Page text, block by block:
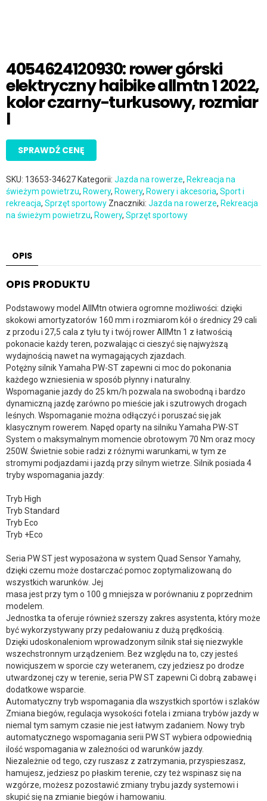
4054624120930: rower górski
elektryczny haibike allmtn 1 2022,
kolor czarny-turkusowy, rozmiar
l
SPRAWDŹ CENĘ
SKU: 13653-34627 Kategorii: Jazda na rowerze, Rekreacja na
świeżym powietrzu, Rowery, Rowery, Rowery i akcesoria, Sport i
rekreacja, Sprzęt sportowy Znaczniki: Jazda na rowerze, Rekreacja
na świeżym powietrzu, Rowery, Sprzęt sportowy
OPIS
OPIS PRODUKTU
Podstawowy model AllMtn otwiera ogromne możliwości: dzięki
skokowi amortyzatorów 160 mm i rozmiarom kół o średnicy 29 cali
z przodu i 27,5 cala z tyłu ty i twój rower AllMtn 1 z łatwością
pokonacie każdy teren, pozwalając ci cieszyć się najwyższą
wydajnością nawet na wymagających zjazdach.
Potężny silnik Yamaha PW-ST zapewni ci moc do pokonania
każdego wzniesienia w sposób płynny i naturalny.
Wspomaganie jazdy do 25 km/h pozwala na swobodną i bardzo
dynamiczną jazdę zarówno po mieście jak i szutrowych drogach
leśnych. Wspomaganie można odłączyć i poruszać się jak
klasycznym rowerem. Napęd oparty na silniku Yamaha PW-ST
System o maksymalnym momencie obrotowym 70 Nm oraz mocy
250W. Świetnie sobie radzi z różnymi warunkami, w tym ze
stromymi podjazdami i jazdą przy silnym wietrze. Silnik posiada 4
tryby wspomagania jazdy:
Tryb High
Tryb Standard
Tryb Eco
Tryb +Eco
Seria PW ST jest wyposażona w system Quad Sensor Yamahy,
dzięki czemu może dostarczać pomoc zoptymalizowaną do
wszystkich warunków. Jej
masa jest przy tym o 100 g mniejsza w porównaniu z poprzednim
modelem.
Jednostka ta oferuje również szerszy zakres asystenta, który może
być wykorzystywany przy pedałowaniu z dużą prędkością.
Dzięki udoskonaleniom wprowadzonym silnik stał się niezwykle
wszechstronnym urządzeniem. Bez względu na to, czy jesteś
nowicjuszem w sporcie czy weteranem, czy jedziesz po drodze
utwardzonej czy w terenie, seria PW ST zapewni Ci dobrą zabawę i
dodatkowe wsparcie.
Automatyczny tryb wspomagania dla wszystkich sportów i szlaków
Zmiana biegów, regulacja wysokości fotela i zmiana trybów jazdy w
niemal tym samym czasie nie jest łatwym zadaniem. Nowy tryb
automatycznego wspomagania serii PW ST wybiera odpowiednią
ilość wspomagania w zależności od warunków jazdy.
Niezależnie od tego, czy ruszasz z zatrzymania, przyspieszasz,
hamujesz, jedziesz po płaskim terenie, czy też wspinasz się na
wzgórze, możesz pozostawić zmiany trybu jazdy systemowi i
skupić się na zmianie biegów i hamowaniu.